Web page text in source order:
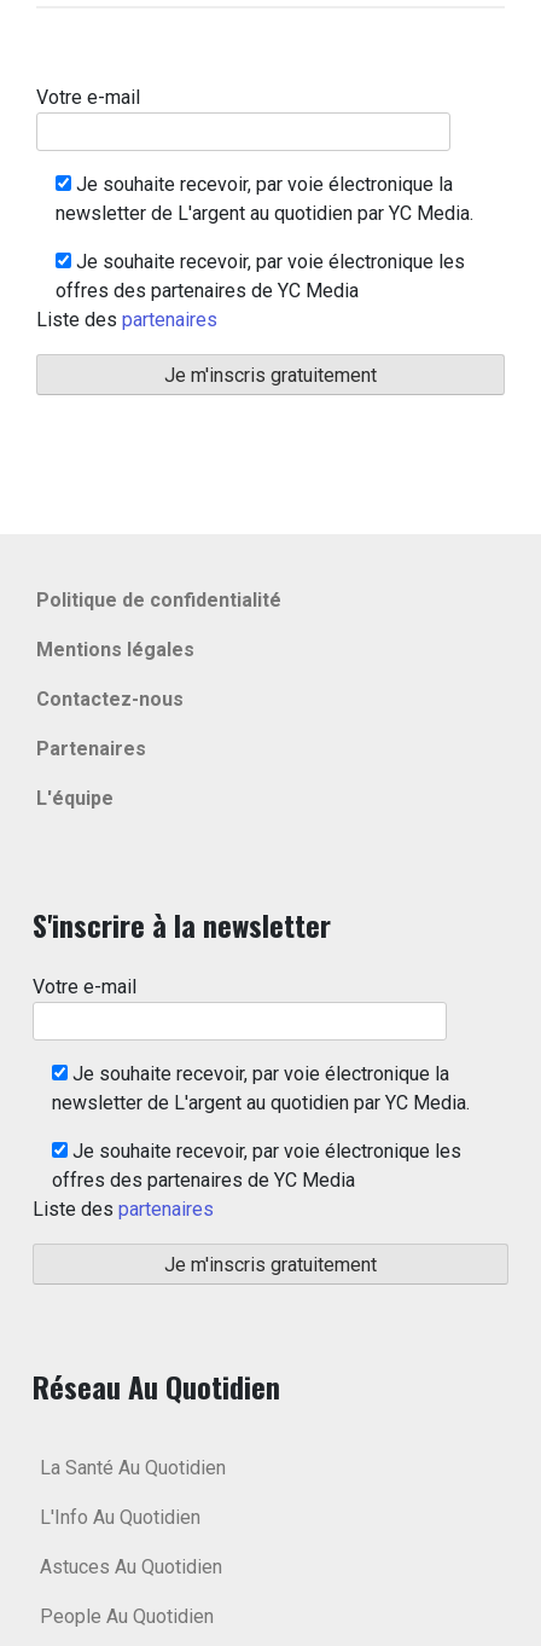
Votre e-mail
Je souhaite recevoir, par voie électronique la
newsletter de L'argent au quotidien par YC Media.
Je souhaite recevoir, par voie électronique les
offres des partenaires de YC Media
Liste des partenaires
Politique de confidentialité
Mentions légales
Contactez-nous
Partenaires
L'équipe
S'inscrire à la newsletter
Votre e-mail
Je souhaite recevoir, par voie électronique la
newsletter de L'argent au quotidien par YC Media.
Je souhaite recevoir, par voie électronique les
offres des partenaires de YC Media
Liste des partenaires
Réseau Au Quotidien
La Santé Au Quotidien
L'Info Au Quotidien
Astuces Au Quotidien
People Au Quotidien